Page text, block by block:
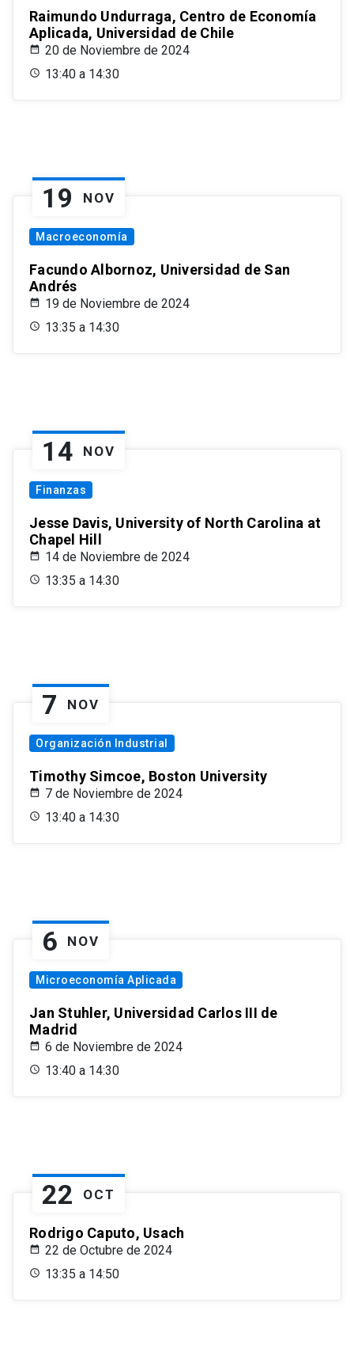
Raimundo Undurraga, Centro de Economía
Aplicada, Universidad de Chile
20 de Noviembre de 2024
13:40 a 14:30
19 NOV
Macroeconomía
Facundo Albornoz, Universidad de San
Andrés
19 de Noviembre de 2024
13:35 a 14:30
14 NOV
Finanzas
Jesse Davis, University of North Carolina at
Chapel Hill
14 de Noviembre de 2024
13:35 a 14:30
7 NOV
Organización Industrial
Timothy Simcoe, Boston University
7 de Noviembre de 2024
13:40 a 14:30
6 NOV
Microeconomía Aplicada
Jan Stuhler, Universidad Carlos III de
Madrid
6 de Noviembre de 2024
13:40 a 14:30
22 OCT
Rodrigo Caputo, Usach
22 de Octubre de 2024
13:35 a 14:50